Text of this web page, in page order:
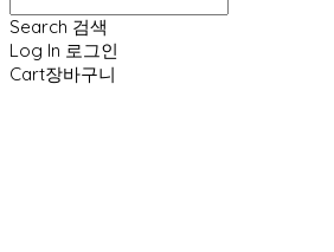
Search 검색
Log In 로그인
Cart장바구니